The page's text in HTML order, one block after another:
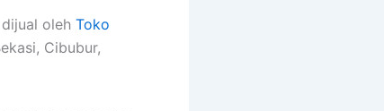
oleh Toko
Cibubur,